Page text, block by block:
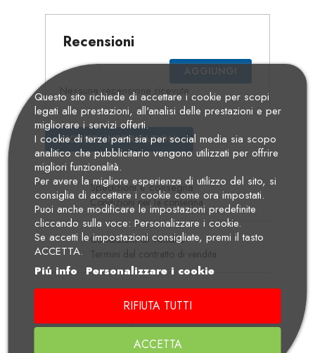
Recensioni
AGGIUNGI
Nessuna recensione ricevuta
RICHIEDI INFORMAZIONI
Spedizioni e consegna
Condizioni per la consegna
Condizioni di vendita
Termini del contratto di vendita
Dettagli Prodotto
Manuali di Uso e Manutenzione
Questo sito richiede di accettare i cookie per scopi
legati alle prestazioni, all'analisi delle prestazioni e per
migliorare i servizi offerti.
I cookie di terze parti sia per social media sia scopo
analitico che pubblicitario vengono utilizzati per offrire
migliori funzionalità.
Per avere la migliore esperienza di utilizzo del sito, si
consiglia di accettare i cookie come ora impostati.
Puoi anche modificare le impostazioni predefinite
cliccando sulla voce: Personalizzare i cookie.
Se accetti le impostazioni consigliate, premi il tasto
ACCETTA.
Piú info
Personalizzare i cookie
RIFIUTA TUTTI
ACCETTA